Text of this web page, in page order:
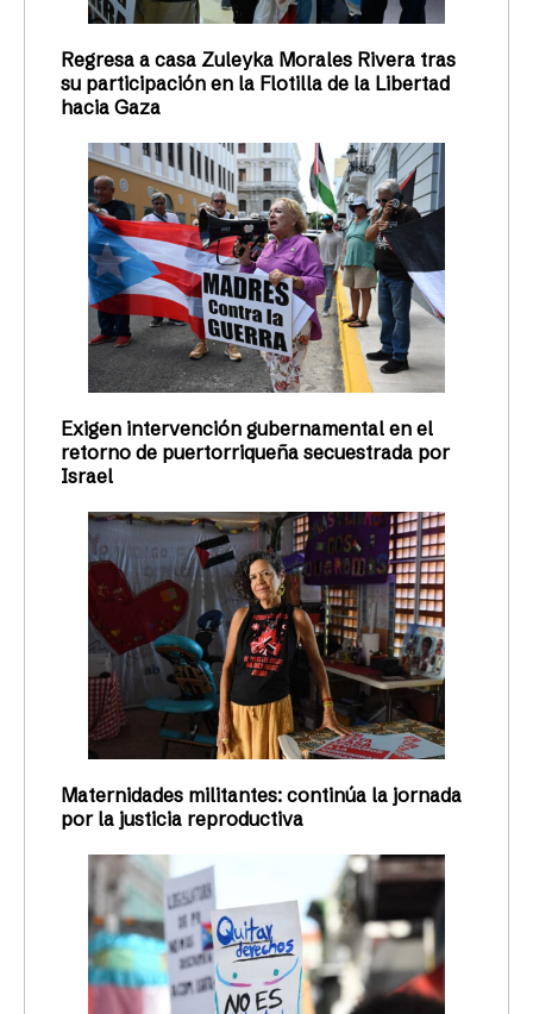
Regresa a casa Zuleyka Morales Rivera tras
su participación en la Flotilla de la Libertad
hacia Gaza
Exigen intervención gubernamental en el
retorno de puertorriqueña secuestrada por
Israel
Maternidades militantes: continúa la jornada
por la justicia reproductiva